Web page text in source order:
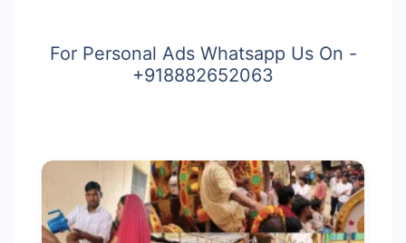
For Personal Ads Whatsapp Us On -
+918882652063